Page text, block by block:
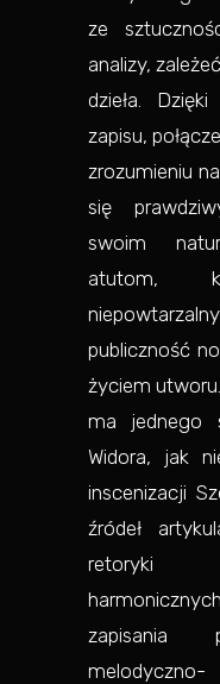
ze
analizy,
dzieła.
zapisu,
zrozumieniu
się
swoim
atutom,
publiczność
życiem
ma jednego
Widora, jak
inscenizacji
źródeł
retoryki
zapisania